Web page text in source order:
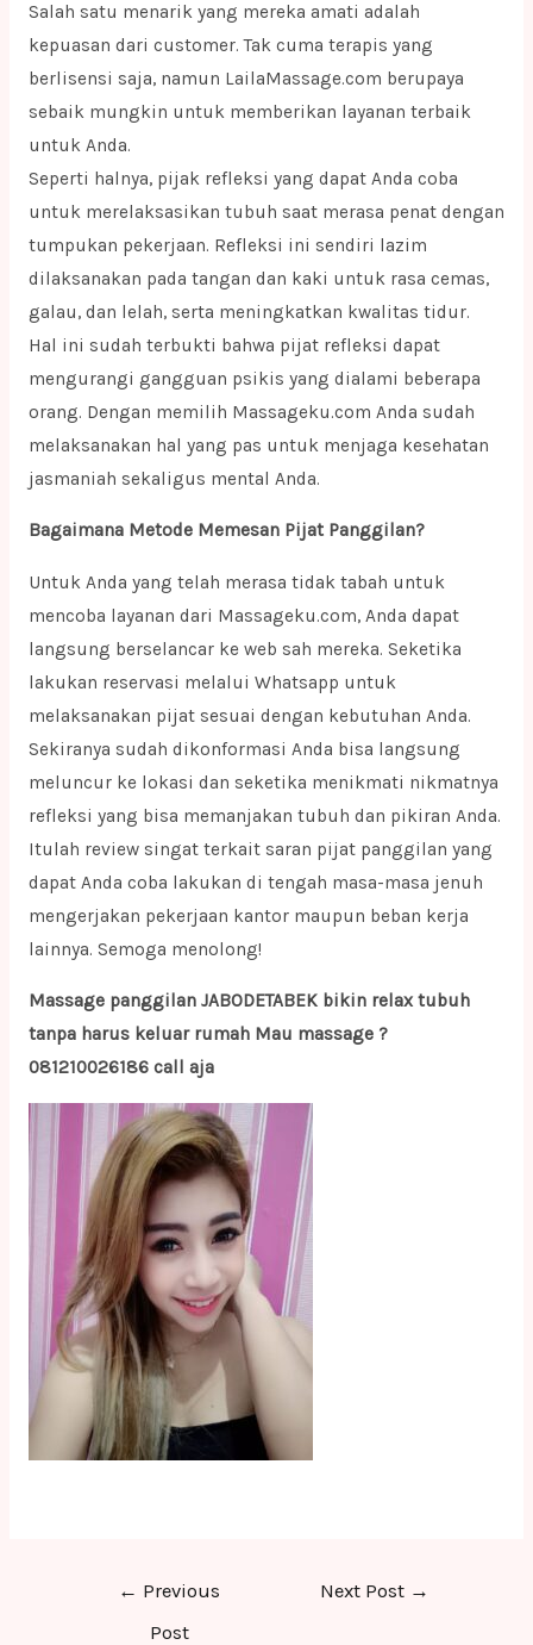
Salah satu menarik yang mereka amati adalah
kepuasan dari customer. Tak cuma terapis yang
berlisensi saja, namun LailaMassage.com berupaya
sebaik mungkin untuk memberikan layanan terbaik
untuk Anda.
Seperti halnya, pijak refleksi yang dapat Anda coba
untuk merelaksasikan tubuh saat merasa penat dengan
tumpukan pekerjaan. Refleksi ini sendiri lazim
dilaksanakan pada tangan dan kaki untuk rasa cemas,
galau, dan lelah, serta meningkatkan kwalitas tidur.
Hal ini sudah terbukti bahwa pijat refleksi dapat
mengurangi gangguan psikis yang dialami beberapa
orang. Dengan memilih Massageku.com Anda sudah
melaksanakan hal yang pas untuk menjaga kesehatan
jasmaniah sekaligus mental Anda.
Bagaimana Metode Memesan Pijat Panggilan?
Untuk Anda yang telah merasa tidak tabah untuk
mencoba layanan dari Massageku.com, Anda dapat
langsung berselancar ke web sah mereka. Seketika
lakukan reservasi melalui Whatsapp untuk
melaksanakan pijat sesuai dengan kebutuhan Anda.
Sekiranya sudah dikonformasi Anda bisa langsung
meluncur ke lokasi dan seketika menikmati nikmatnya
refleksi yang bisa memanjakan tubuh dan pikiran Anda.
Itulah review singat terkait saran pijat panggilan yang
dapat Anda coba lakukan di tengah masa-masa jenuh
mengerjakan pekerjaan kantor maupun beban kerja
lainnya. Semoga menolong!
Massage panggilan JABODETABEK bikin relax tubuh
tanpa harus keluar rumah Mau massage ?
081210026186 call aja
← Previous
Post
Next Post →